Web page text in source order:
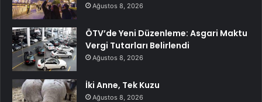
Ağustos 8, 2026
ÖTV’de Yeni Düzenleme: Asgari Maktu
Vergi Tutarları Belirlendi
Ağustos 8, 2026
İki Anne, Tek Kuzu
Ağustos 8, 2026